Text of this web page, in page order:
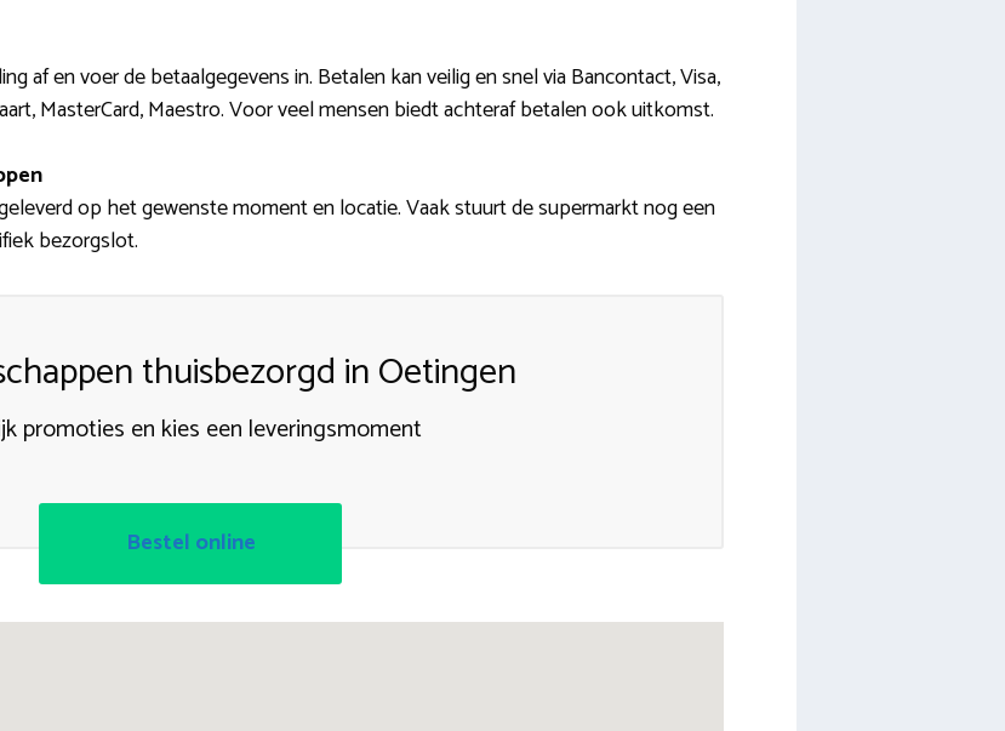
af en voer de betaalgegevens in. Betalen kan veilig en snel via Bancontact, Visa,
MasterCard, Maestro. Voor veel mensen biedt achteraf betalen ook uitkomst.
op het gewenste moment en locatie. Vaak stuurt de supermarkt nog een
bezorgslot.
thuisbezorgd in Oetingen
promoties en kies een leveringsmoment
Bestel online